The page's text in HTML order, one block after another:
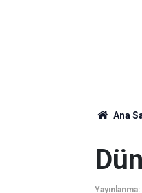
Ana
Yayınlanma: